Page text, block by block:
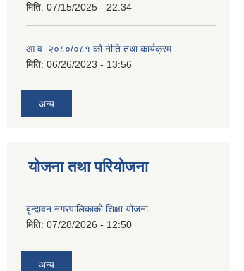
मिति: 07/15/2025 - 22:34
आ.व. २०८०/०८१ को नीति तथा कार्यक्रम
मिति: 06/26/2023 - 13:56
अन्य
योजना तथा परियोजना
बृन्दावन नगरपालिकाको शिक्षा योजना
मिति: 07/28/2026 - 12:50
अन्य